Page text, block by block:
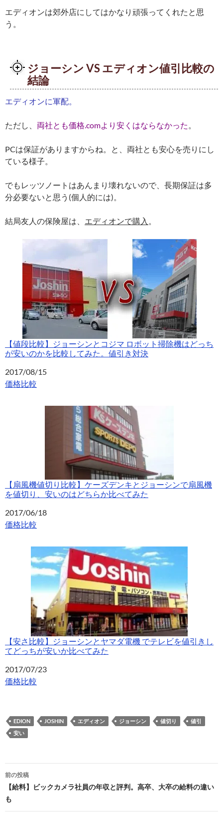
エディオンは郊外店にしてはかなり頑張ってくれたと思
う。
ジョーシン VS エディオン値引比較の
結論
エディオンに軍配。
ただし、 両社とも価格.comより安くはならなかった 。
PCは保証がありますからね。と、両社とも安心を売りにし
ている様子。
でもレッツノートはあんまり壊れないので、長期保証は多
分必要ないと思う(個人的には)。
結局友人の保険屋は、 エディオンで購入 。
【値段比較】ジョーシンとコジマ ロボット掃除機はどっち
が安いのかを比較してみた。値引き対決
日付
2017/08/15
関連理由
価格比較
【扇風機値切り比較】ケーズデンキとジョーシンで扇風機
を値切り、安いのはどちらか比べてみた
日付
2017/06/18
関連理由
価格比較
【安さ比較】ジョーシンとヤマダ電機 でテレビを値引きし
てどっちが安いか比べてみた
日付
2017/07/23
関連理由
価格比較
EDION JOSHIN エディオン ジョーシン 値切り
値引
安い
投
稿
ナ
前の投稿
【給料】ビックカメラ社員の年収と評判。高卒、大卒の給料の違い
も